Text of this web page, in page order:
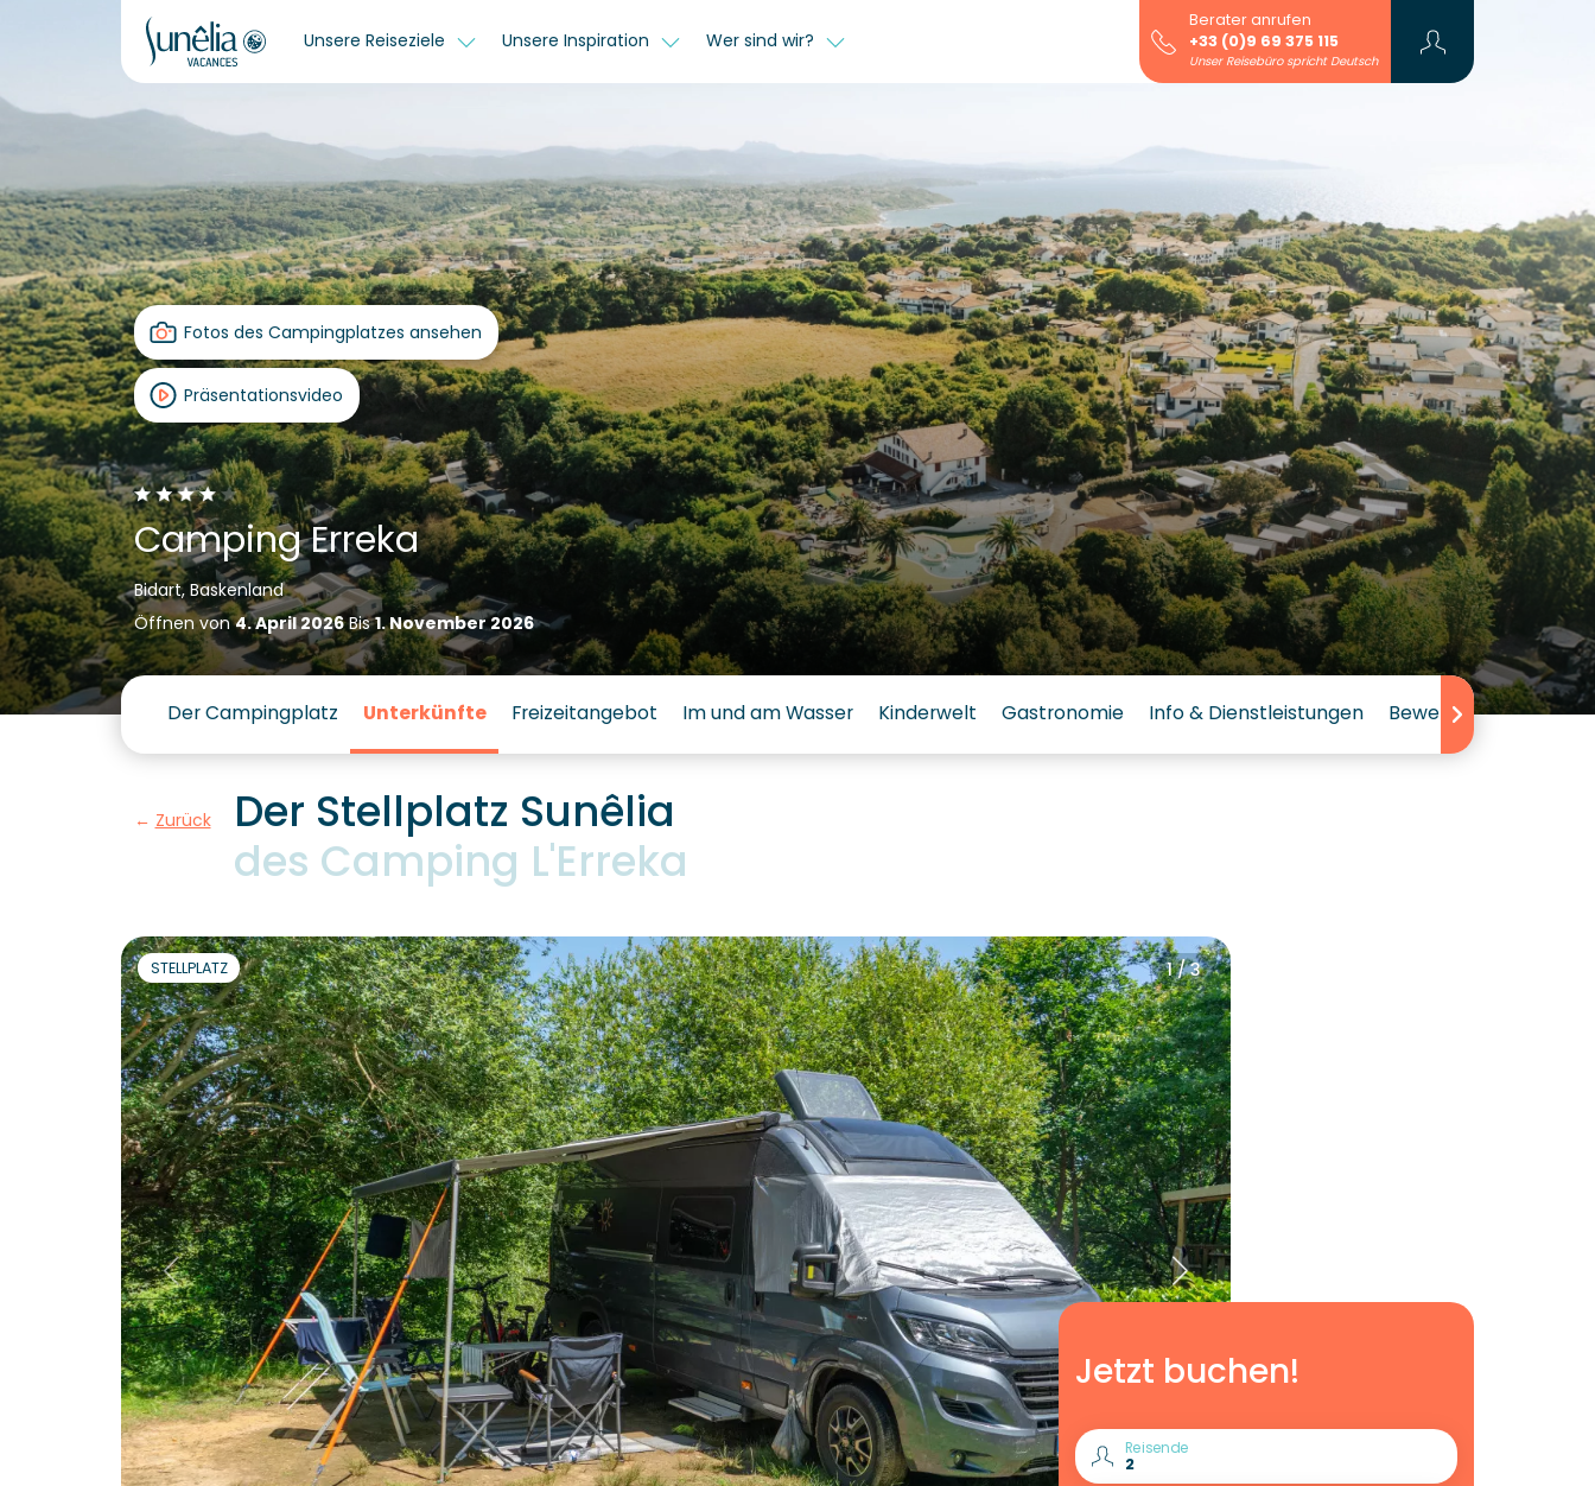
Unsere Reiseziele Unsere Inspiration Wer sind wir?
Berater anrufen
+33 (0)9 69 375 115
Unser Reisebüro spricht Deutsch
Fotos des Campingplatzes ansehen
Präsentationsvideo
Camping Erreka
Bidart, Baskenland
Öffnen von4. April 2026Bis1. November 2026
Der Campingplatz Unterkünfte Freizeitangebot Im und am Wasser Kinderwelt Gastronomie Info & Dienstleistungen Bewertungen
Zurück
Der Stellplatz Sunêlia
des Camping L'Erreka
Jetzt buchen!
Reisende
1 / 3
STELLPLATZ